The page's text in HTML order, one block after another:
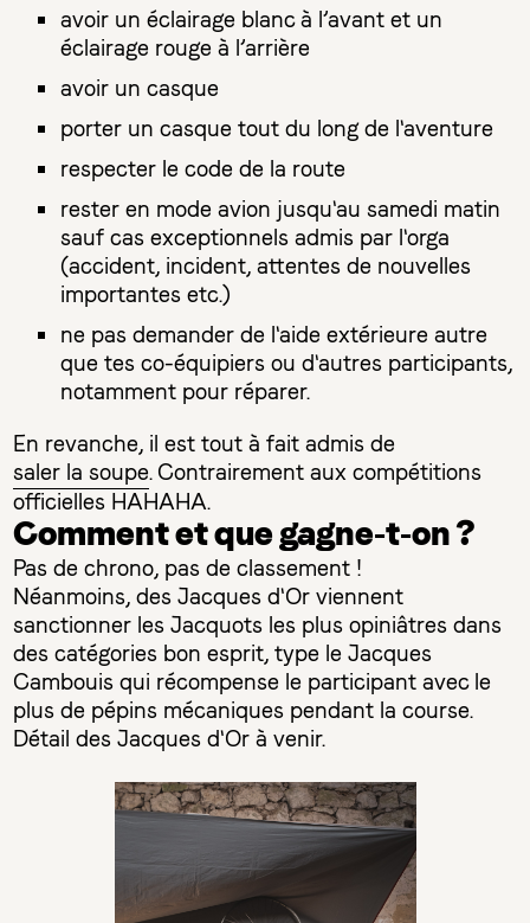
avoir un éclairage blanc à l’avant et un
éclairage rouge à l’arrière
avoir un casque
porter un casque tout du long de l'aventure
respecter le code de la route
rester en mode avion jusqu'au samedi matin
sauf cas exceptionnels admis par l'orga
(accident, incident, attentes de nouvelles
importantes etc.)
ne pas demander de l'aide extérieure autre
que tes co-équipiers ou d'autres participants,
notamment pour réparer.
En revanche, il est tout à fait admis de
saler la soupe. Contrairement aux compétitions
officielles HAHAHA.
Comment et que gagne-t-on ?
Pas de chrono, pas de classement !
Néanmoins, des Jacques d'Or viennent
sanctionner les Jacquots les plus opiniâtres dans
des catégories bon esprit, type le Jacques
Cambouis qui récompense le participant avec le
plus de pépins mécaniques pendant la course.
Détail des Jacques d'Or à venir.